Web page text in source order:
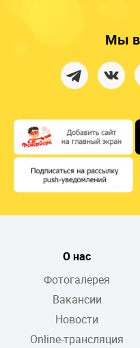
Мы в
О нас
Фотогалерея
Вакансии
Новости
Online-трансляция